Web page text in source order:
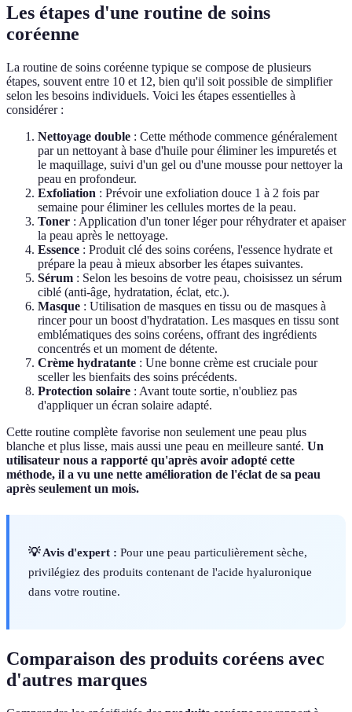
Les étapes d'une routine de soins
coréenne
La routine de soins coréenne typique se compose de plusieurs
étapes, souvent entre 10 et 12, bien qu'il soit possible de simplifier
selon les besoins individuels. Voici les étapes essentielles à
considérer :
Nettoyage double : Cette méthode commence généralement
par un nettoyant à base d'huile pour éliminer les impuretés et
le maquillage, suivi d'un gel ou d'une mousse pour nettoyer la
peau en profondeur.
Exfoliation : Prévoir une exfoliation douce 1 à 2 fois par
semaine pour éliminer les cellules mortes de la peau.
Toner : Application d'un toner léger pour réhydrater et apaiser
la peau après le nettoyage.
Essence : Produit clé des soins coréens, l'essence hydrate et
prépare la peau à mieux absorber les étapes suivantes.
Sérum : Selon les besoins de votre peau, choisissez un sérum
ciblé (anti-âge, hydratation, éclat, etc.).
Masque : Utilisation de masques en tissu ou de masques à
rincer pour un boost d'hydratation. Les masques en tissu sont
emblématiques des soins coréens, offrant des ingrédients
concentrés et un moment de détente.
Crème hydratante : Une bonne crème est cruciale pour
sceller les bienfaits des soins précédents.
Protection solaire : Avant toute sortie, n'oubliez pas
d'appliquer un écran solaire adapté.
Cette routine complète favorise non seulement une peau plus
blanche et plus lisse, mais aussi une peau en meilleure santé. Un
utilisateur nous a rapporté qu'après avoir adopté cette
méthode, il a vu une nette amélioration de l'éclat de sa peau
après seulement un mois.
💡 Avis d'expert : Pour une peau particulièrement sèche,
privilégiez des produits contenant de l'acide hyaluronique
dans votre routine.
Comparaison des produits coréens avec
d'autres marques